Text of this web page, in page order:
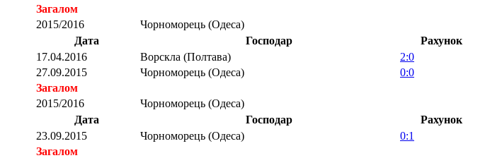
Загалом
2015/2016
Чорноморець (Одеса)
Дата
Господар Рахунок
17.04.2016
Ворскла (Полтава) 2:0
27.09.2015
Чорноморець (Одеса) 0:0
Загалом
2015/2016
Чорноморець (Одеса)
Дата
Господар Рахунок
23.09.2015
Чорноморець (Одеса) 0:1
Загалом